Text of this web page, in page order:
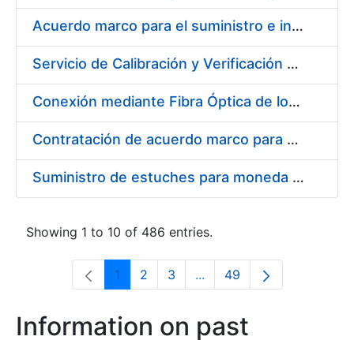
Acuerdo marco para el suministro e instalación de persianas, estores y otros complementos
Servicio de Calibración y Verificación Externa de los Equipos de Medición del Servicio de Prevención de la FNMT-RCM
Conexión mediante Fibra Óptica de los Centros de Proceso de Datos (CPDs) de las sedes de la FNMT-RCM de Burgos y Madrid
Contratación de acuerdo marco para el Suministro de Material de Electricidad para la Fábrica Nacional de Moneda y Timbre-Real Casa de la Moneda en su centro de trabajo de Burgos
Suministro de estuches para moneda de 30 €
Showing 1 to 10 of 486 entries.
Page
1 Page
2 Page
3 ...Intermediate Pages Use
Page
49
Information on past